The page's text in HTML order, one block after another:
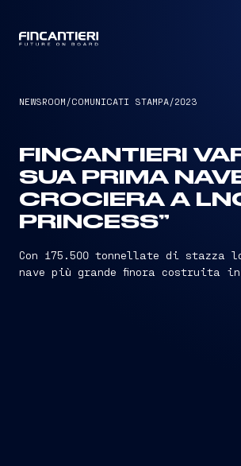
NEWSROOM /COMUNICATI STAMPA/2023
FINCANTIERI
SUA PRIMA
CROCIERA A
PRINCESS”
Con 175.500 tonnellate di stazza
nave più grande finora costruita